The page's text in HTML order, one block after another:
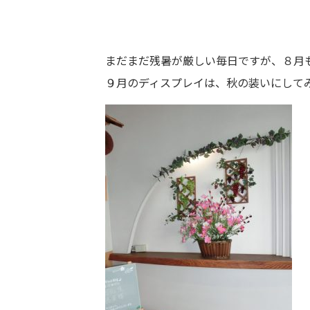
まだまだ残暑が厳しい毎日ですが、８月
９月のディスプレイは、秋の装いにして